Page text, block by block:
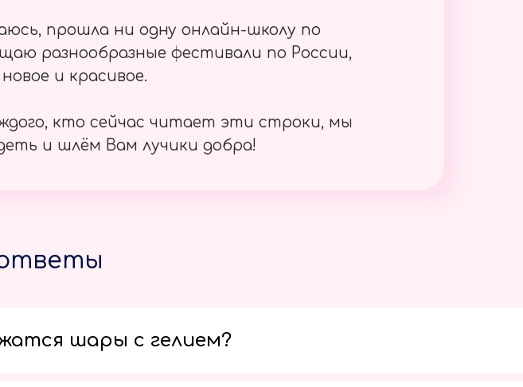
прошла ни одну онлайн-школу по
разнообразные фестивали по России,
и красивое.
кто сейчас читает эти строки, мы
и шлём Вам лучики добра!
шары с гелием?